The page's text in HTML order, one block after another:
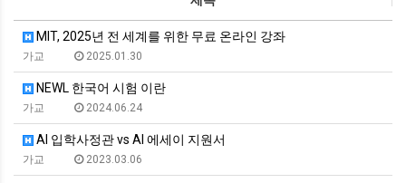
MIT, 2025년 전 세계를 위한 무료 온라인 강좌
가교 2025.01.30
NEWL 한국어 시험 이란
가교 2024.06.24
AI 입학사정관 vs AI 에세이 지원서
가교 2023.03.06